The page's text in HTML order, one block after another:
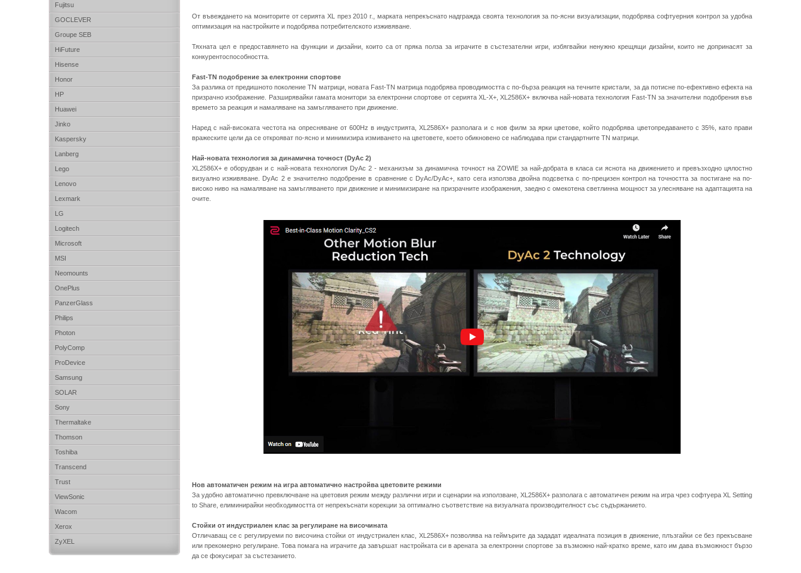
Fujitsu
GOCLEVER
Groupe SEB
HiFuture
Hisense
Honor
HP
Huawei
Jinko
Kaspersky
Lanberg
Lego
Lenovo
Lexmark
LG
Logitech
Microsoft
MSI
Neomounts
OnePlus
PanzerGlass
Philips
Photon
PolyComp
ProDevice
Samsung
SOLAR
Sony
Thermaltake
Thomson
Toshiba
Transcend
Trust
ViewSonic
Wacom
Xerox
ZyXEL
От въвеждането на мониторите от серията XL през 2010 г., марката непрекъснато надгражда своята технология за по-ясни визуализации, подобрява софтуерния контрол за удобна
оптимизация на настройките и подобрява потребителското изживяване.
Тяхната цел е предоставянето на функции и дизайни, които са от пряка полза за играчите в състезателни игри, избягвайки ненужно крещящи дизайни, които не допринасят за
конкурентоспособността.
Fast-TN подобрение за електронни спортове
За разлика от предишното поколение TN матрици, новата Fast-TN матрица подобрява проводимостта с по-бърза реакция на течните кристали, за да потисне по-ефективно ефекта на
призрачно изображение. Разширявайки гамата монитори за електронни спортове от серията XL-X+, XL2586X+ включва най-новата технология Fast-TN за значителни подобрения във
времето за реакция и намаляване на замъгляването при движение.
Наред с най-високата честота на опресняване от 600Hz в индустрията, XL2586X+ разполага и с нов филм за ярки цветове, който подобрява цветопредаването с 35%, като прави
вражеските цели да се открояват по-ясно и минимизира измиването на цветовете, което обикновено се наблюдава при стандартните TN матрици.
Най-новата технология за динамична точност (DyAc 2)
XL2586X+ е оборудван и с най-новата технология DyAc 2 - механизъм за динамична точност на ZOWIE за най-добрата в класа си яснота на движението и превъзходно цялостно
визуално изживяване. DyAc 2 е значително подобрение в сравнение с DyAc/DyAc+, като сега използва двойна подсветка с по-прецизен контрол на точността за постигане на по-
високо ниво на намаляване на замъгляването при движение и минимизиране на призрачните изображения, заедно с омекотена светлинна мощност за улесняване на адаптацията на
очите.
Нов автоматичен режим на игра автоматично настройва цветовите режими
За удобно автоматично превключване на цветовия режим между различни игри и сценарии на използване, XL2586X+ разполага с автоматичен режим на игра чрез софтуера XL Setting
to Share, елиминирайки необходимостта от непрекъснати корекции за оптимално съответствие на визуалната производителност със съдържанието.
Стойки от индустриален клас за регулиране на височината
Отличаващ се с регулируеми по височина стойки от индустриален клас, XL2586X+ позволява на геймърите да зададат идеалната позиция в движение, плъзгайки се без прекъсване
или прекомерно регулиране. Това помага на играчите да завършат настройката си в арената за електронни спортове за възможно най-кратко време, като им дава възможност бързо
да се фокусират за състезанието.